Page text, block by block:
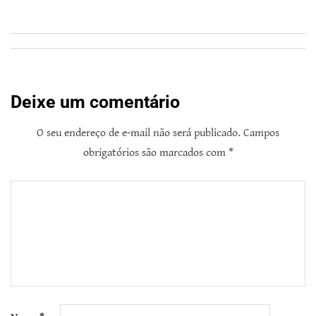
Deixe um comentário
O seu endereço de e-mail não será publicado. Campos
obrigatórios são marcados com *